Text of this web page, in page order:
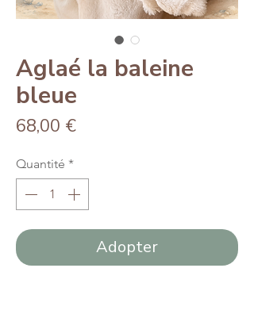
Aglaé la baleine
bleue
68,00 €Prix
Quantité *
Adopter